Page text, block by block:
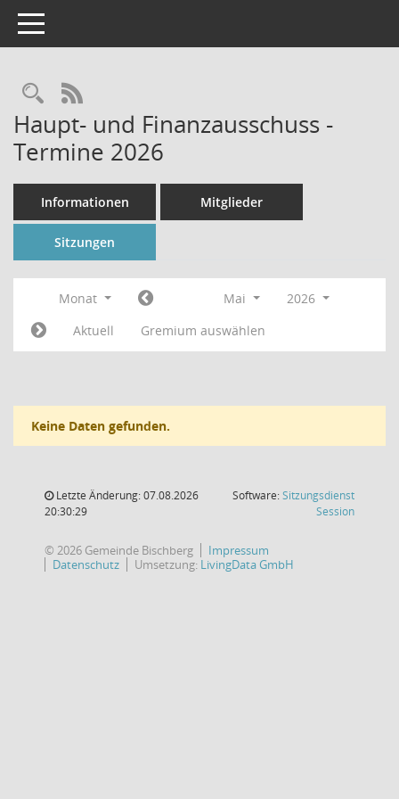
Toggle navigation
Rechercheauswahl
RSS-Feed
Haupt- und Finanzausschuss -
Termine 2026
Informationen Mitglieder
Sitzungen
Monat Mai
2026
Aktuell
Gremium auswählen
Keine Daten gefunden.
Letzte Änderung: 07.08.2026
20:30:29
Software:Sitzungsdienst
Session(Wird in
© 2026 Gemeinde Bischberg
Impressum
Datenschutz
Umsetzung: LivingData GmbH